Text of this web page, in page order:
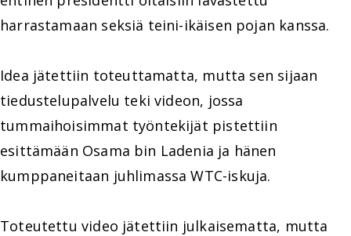
harrastamaan seksiä teini-ikäisen pojan kanssa.
Idea jätettiin toteuttamatta, mutta sen sijaan
tiedustelupalvelu teki videon, jossa
tummaihoisimmat työntekijät pistettiin
esittämään Osama bin Ladenia ja hänen
kumppaneitaan juhlimassa WTC-iskuja.
Toteutettu video jätettiin julkaisematta, mutta